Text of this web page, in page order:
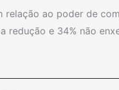
relação ao poder de
redução e 34% não